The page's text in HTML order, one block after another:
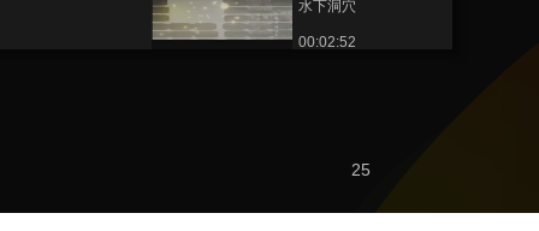
水下洞穴
00:02:52
[世界奇闻录]超强的红
25